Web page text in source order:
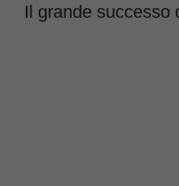
Il grande successo